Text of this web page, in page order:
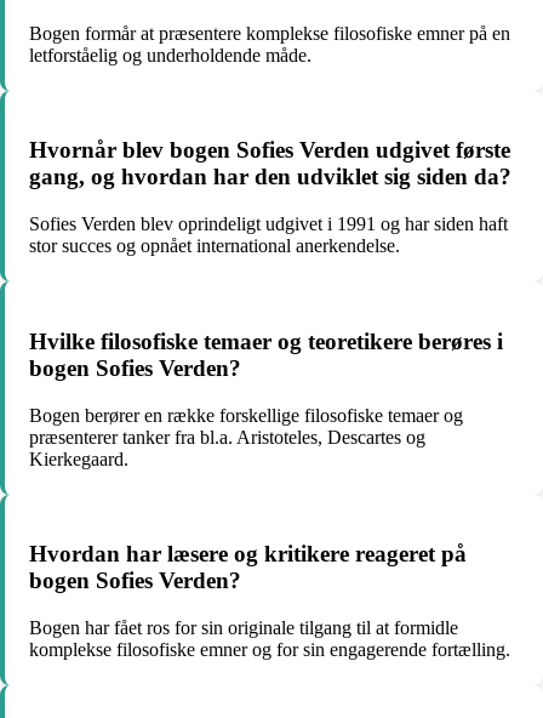
Bogen formår at præsentere komplekse filosofiske emner på en
letforståelig og underholdende måde.
Hvornår blev bogen Sofies Verden udgivet første
gang, og hvordan har den udviklet sig siden da?
Sofies Verden blev oprindeligt udgivet i 1991 og har siden haft
stor succes og opnået international anerkendelse.
Hvilke filosofiske temaer og teoretikere berøres i
bogen Sofies Verden?
Bogen berører en række forskellige filosofiske temaer og
præsenterer tanker fra bl.a. Aristoteles, Descartes og
Kierkegaard.
Hvordan har læsere og kritikere reageret på
bogen Sofies Verden?
Bogen har fået ros for sin originale tilgang til at formidle
komplekse filosofiske emner og for sin engagerende fortælling.